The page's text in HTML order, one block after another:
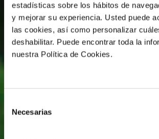
estadísticas sobre los hábitos de
y mejorar su experiencia. Usted puede
las cookies, así como personalizar
deshabilitar. Puede encontrar toda la
nuestra Política de Cookies.
Necesarias